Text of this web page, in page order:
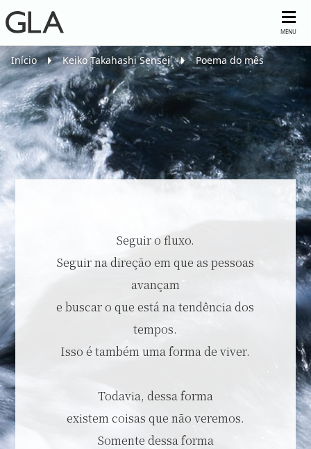
MENU
Seguir o fluxo.
Seguir na direção em que as pessoas
avançam
e buscar o que está na tendência dos
tempos.
Isso é também uma forma de viver.
Todavia, dessa forma
existem coisas que não veremos.
Somente dessa forma
Início Keiko Takahashi Sensei Poema do mês